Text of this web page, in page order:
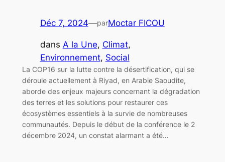
Déc 7, 2024—parMoctar FICOU
dans A la Une, Climat
Environnement, Social
La COP16 sur la lutte contre la désertification, qui se
déroule actuellement à Riyad, en Arabie Saoudite,
aborde des enjeux majeurs concernant la dégradation
des terres et les solutions pour restaurer ces
écosystèmes essentiels à la survie de nombreuses
communautés. Depuis le début de la conférence le 2
décembre 2024, un constat alarmant a été…